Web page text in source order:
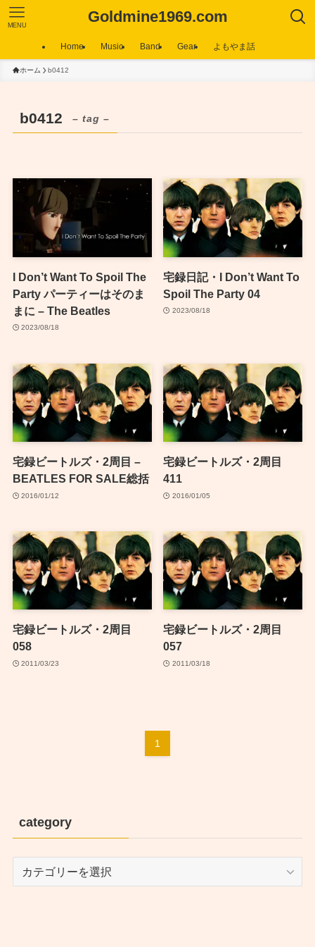
Goldmine1969.com
MENU
Home Music Band Gear よもやま話
ホーム b0412
b0412 – tag –
I Don’t Want To Spoil The
Party パーティーはそのま
まに – The Beatles
2023/08/18
宅録日記・I Don’t Want To
Spoil The Party 04
2023/08/18
宅録ビートルズ・2周目 –
BEATLES FOR SALE総括
2016/01/12
宅録ビートルズ・2周目
411
2016/01/05
宅録ビートルズ・2周目
058
2011/03/23
宅録ビートルズ・2周目
057
2011/03/18
1
category
category